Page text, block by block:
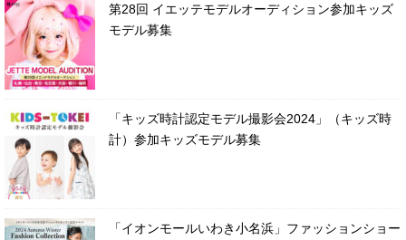
第28回 イエッテモデルオーディション参加キッズ
モデル募集
「キッズ時計認定モデル撮影会2024」（キッズ時
計）参加キッズモデル募集
「イオンモールいわき小名浜」ファッションショー